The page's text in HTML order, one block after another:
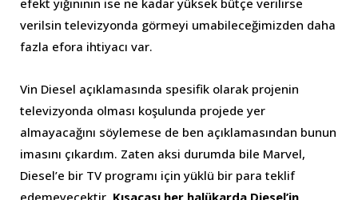
efekt yığınının ise ne kadar yüksek bütçe verilirse
verilsin televizyonda görmeyi umabileceğimizden daha
fazla efora ihtiyacı var.
Vin Diesel açıklamasında spesifik olarak projenin
televizyonda olması koşulunda projede yer
almayacağını söylemese de ben açıklamasından bunun
imasını çıkardım. Zaten aksi durumda bile Marvel,
Diesel’e bir TV programı için yüklü bir para teklif